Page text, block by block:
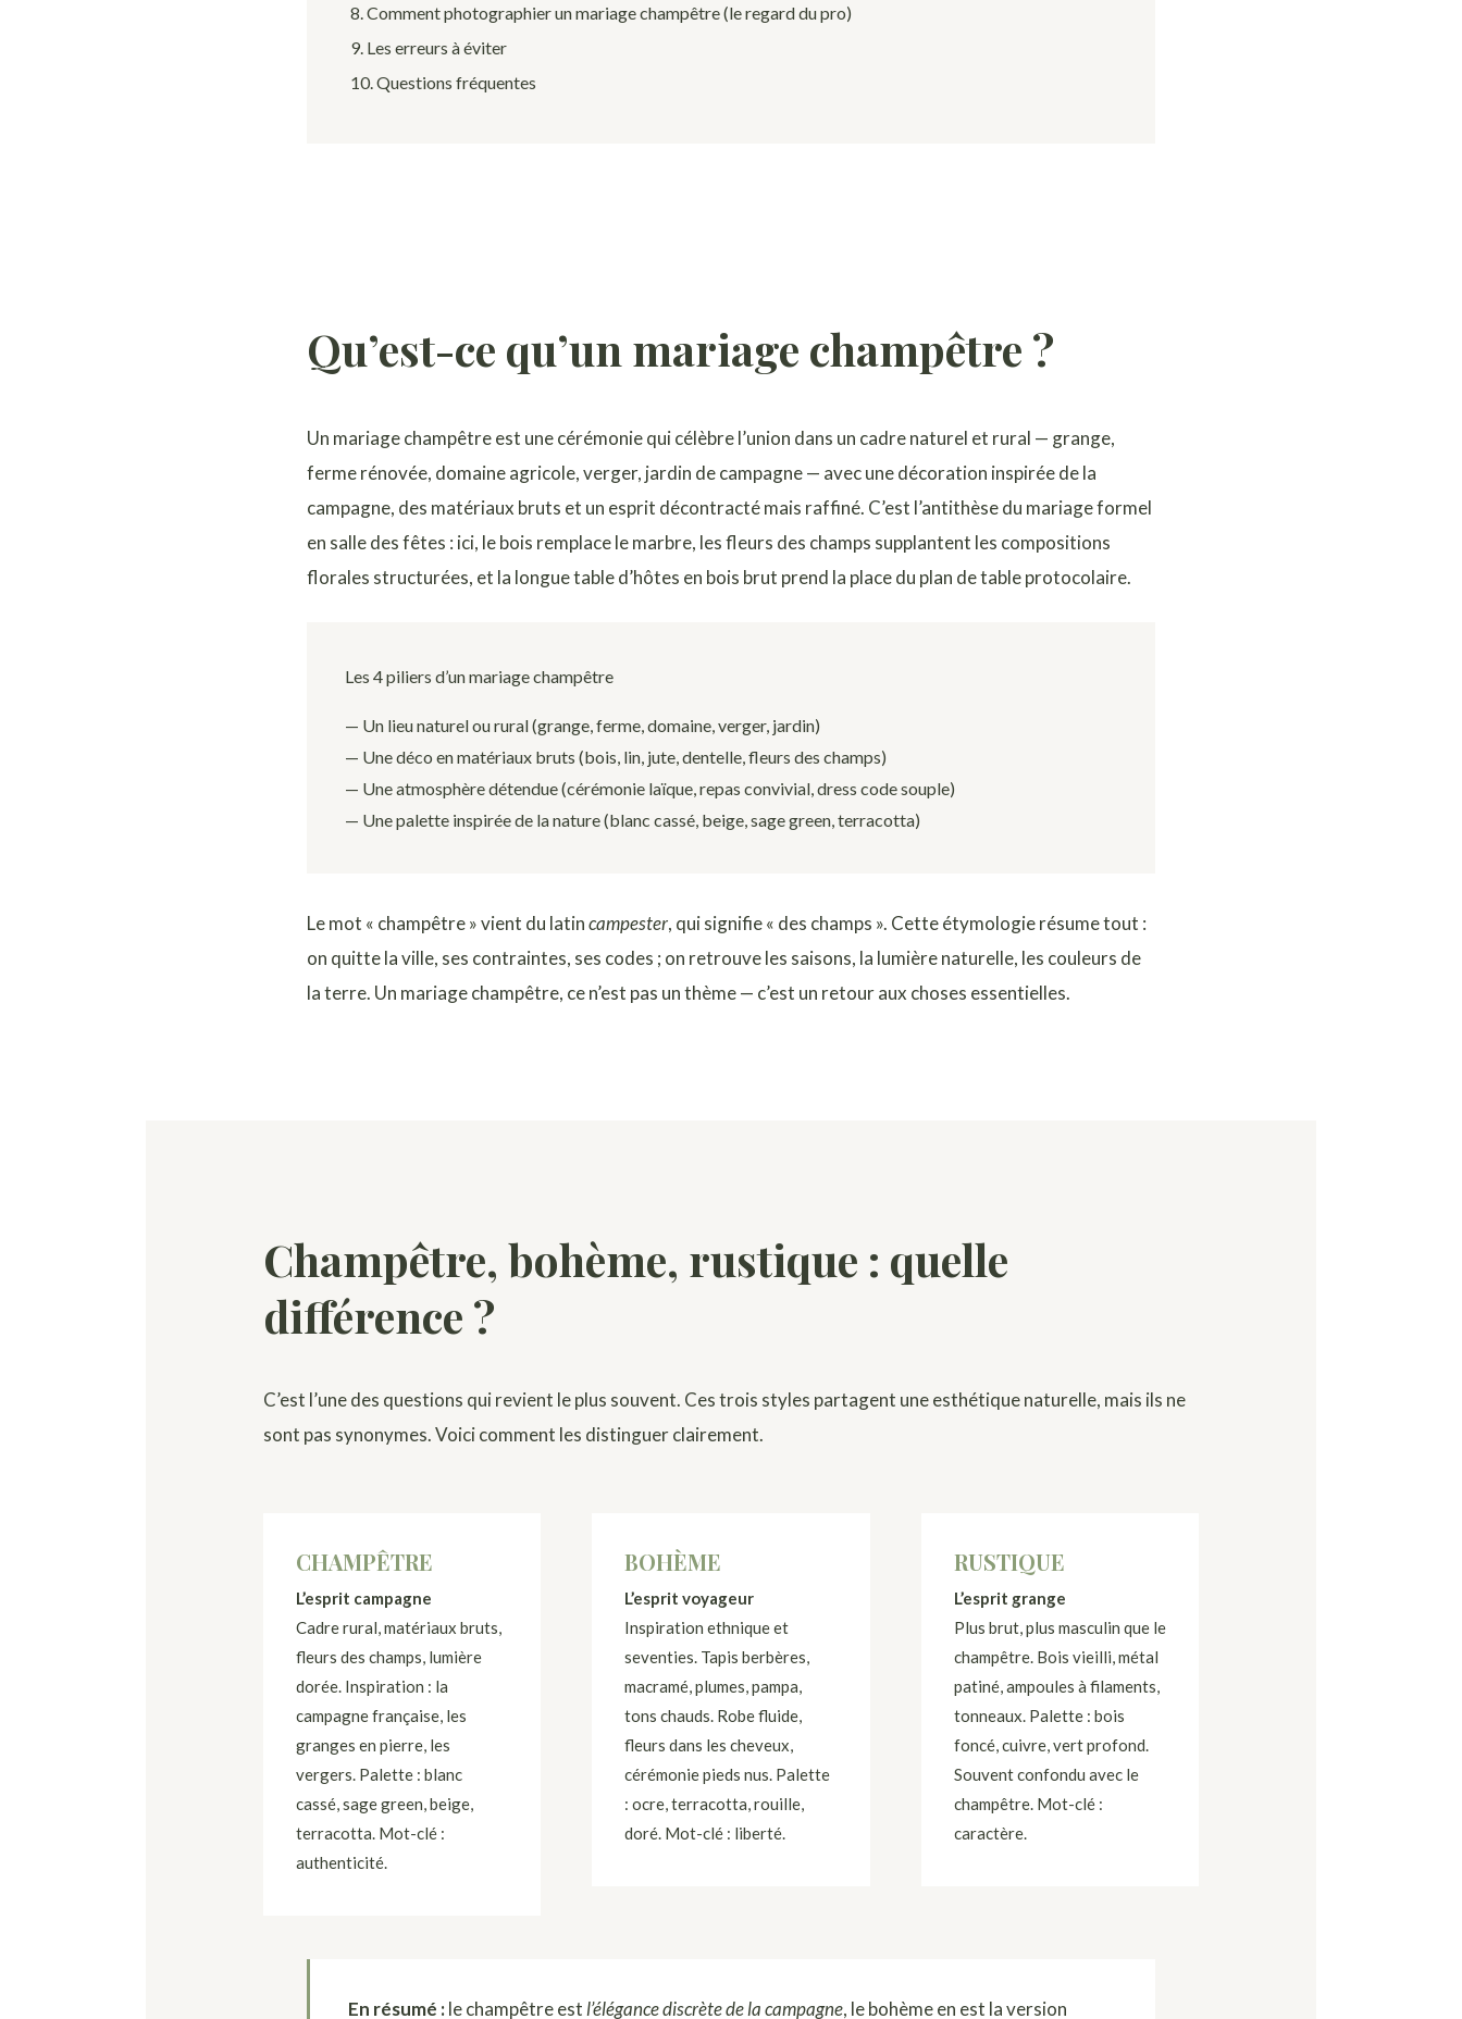
8. Comment photographier un mariage champêtre (le regard du pro)
9. Les erreurs à éviter
10. Questions fréquentes
Qu’est-ce qu’un mariage champêtre ?
Un mariage champêtre est une cérémonie qui célèbre l’union dans un cadre naturel et rural — grange,
ferme rénovée, domaine agricole, verger, jardin de campagne — avec une décoration inspirée de la
campagne, des matériaux bruts et un esprit décontracté mais raffiné. C’est l’antithèse du mariage formel
en salle des fêtes : ici, le bois remplace le marbre, les fleurs des champs supplantent les compositions
florales structurées, et la longue table d’hôtes en bois brut prend la place du plan de table protocolaire.
Les 4 piliers d’un mariage champêtre
— Un lieu naturel ou rural (grange, ferme, domaine, verger, jardin)
— Une déco en matériaux bruts (bois, lin, jute, dentelle, fleurs des champs)
— Une atmosphère détendue (cérémonie laïque, repas convivial, dress code souple)
— Une palette inspirée de la nature (blanc cassé, beige, sage green, terracotta)
Le mot « champêtre » vient du latincampester, qui signifie « des champs ». Cette étymologie résume tout :
on quitte la ville, ses contraintes, ses codes ; on retrouve les saisons, la lumière naturelle, les couleurs de
la terre. Un mariage champêtre, ce n’est pas un thème — c’est un retour aux choses essentielles.
Champêtre, bohème, rustique : quelle
différence ?
C’est l’une des questions qui revient le plus souvent. Ces trois styles partagent une esthétique naturelle, mais ils ne
sont pas synonymes. Voici comment les distinguer clairement.
CHAMPÊTRE
L’esprit campagne
Cadre rural, matériaux bruts,
fleurs des champs, lumière
dorée. Inspiration : la
campagne française, les
granges en pierre, les
vergers. Palette : blanc
cassé, sage green, beige,
terracotta. Mot-clé :
authenticité.
BOHÈME
L’esprit voyageur
Inspiration ethnique et
seventies. Tapis berbères,
macramé, plumes, pampa,
tons chauds. Robe fluide,
fleurs dans les cheveux,
cérémonie pieds nus. Palette
: ocre, terracotta, rouille,
doré. Mot-clé : liberté.
RUSTIQUE
L’esprit grange
Plus brut, plus masculin que le
champêtre. Bois vieilli, métal
patiné, ampoules à filaments,
tonneaux. Palette : bois
foncé, cuivre, vert profond.
Souvent confondu avec le
champêtre. Mot-clé :
caractère.
En résumé :le champêtre est l’élégance discrète de la campagne, le bohème en est la version